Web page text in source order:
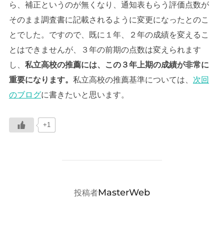
ら、補正というのが無くなり、通知表もらう評価点数が
そのまま調査書に記載されるように変更になったとのこ
とでした。ですので、既に１年、２年の成績を変えるこ
とはできませんが、３年の前期の点数は変えられます
し、 私立高校の推薦には、この３年上期の成績が非常に
重要になります。 私立高校の推薦基準については、 次回
のブログに書きたいと思います。
+1
投稿者
投稿者MasterWeb